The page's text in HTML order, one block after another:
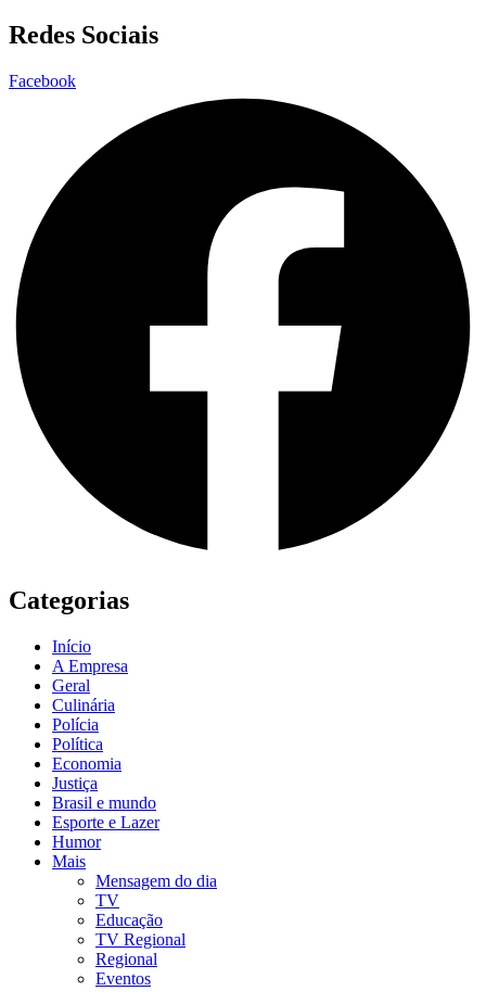
Redes Sociais
Facebook
Categorias
Início
A Empresa
Geral
Culinária
Polícia
Política
Economia
Justiça
Brasil e mundo
Esporte e Lazer
Humor
Mais
Mensagem do dia
TV
Educação
TV Regional
Regional
Eventos